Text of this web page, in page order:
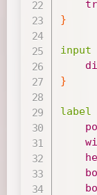
}
input
}
label